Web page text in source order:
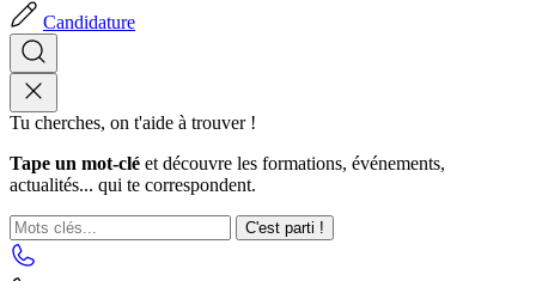
Candidature
Tu cherches, on t'aide à trouver !
Tape un mot-clé et découvre les formations, événements,
actualités... qui te correspondent.
C'est parti !